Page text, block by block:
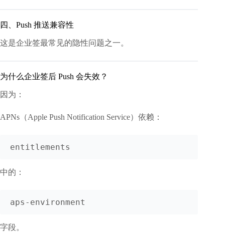
四、Push 推送兼容性
这是企业签最常见的隐性问题之一。
为什么企业签后 Push 会失效？
因为：
APNs（Apple Push Notification Service）依赖：
中的：
字段。